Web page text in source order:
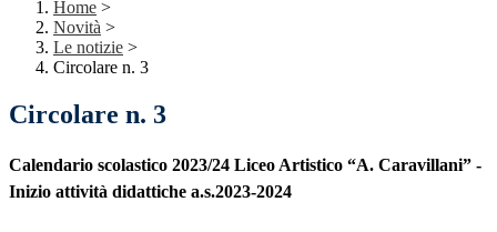
Home >
Novità >
Le notizie >
Circolare n. 3
Circolare n. 3
Calendario scolastico 2023/24 Liceo Artistico “A. Caravillani” -
Inizio attività didattiche a.s.2023-2024